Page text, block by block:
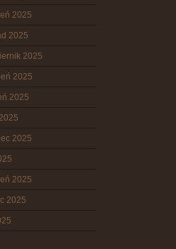
2025
2025
2025
2025
2025
2025
2025
2025